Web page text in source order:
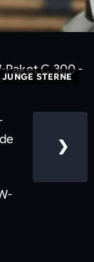
JUNGE STERNE
❯